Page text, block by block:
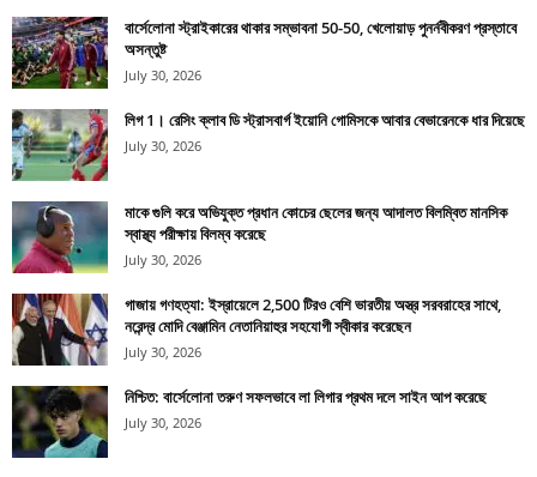
বার্সেলোনা স্ট্রাইকারের থাকার সম্ভাবনা 50-50, খেলোয়াড় পুনর্নবীকরণ প্রস্তাবে
অসন্তুষ্ট
July 30, 2026
লিগ 1। রেসিং ক্লাব ডি স্ট্রাসবার্গ ইয়োনি গোমিসকে আবার বেভারেনকে ধার দিয়েছে
July 30, 2026
মাকে গুলি করে অভিযুক্ত প্রধান কোচের ছেলের জন্য আদালত বিলম্বিত মানসিক
স্বাস্থ্য পরীক্ষায় বিলম্ব করেছে
July 30, 2026
গাজায় গণহত্যা: ইস্রায়েলে 2,500 টিরও বেশি ভারতীয় অস্ত্র সরবরাহের সাথে,
নরেন্দ্র মোদি বেঞ্জামিন নেতানিয়াহুর সহযোগী স্বীকার করেছেন
July 30, 2026
নিশ্চিত: বার্সেলোনা তরুণ সফলভাবে লা লিগার প্রথম দলে সাইন আপ করেছে
July 30, 2026